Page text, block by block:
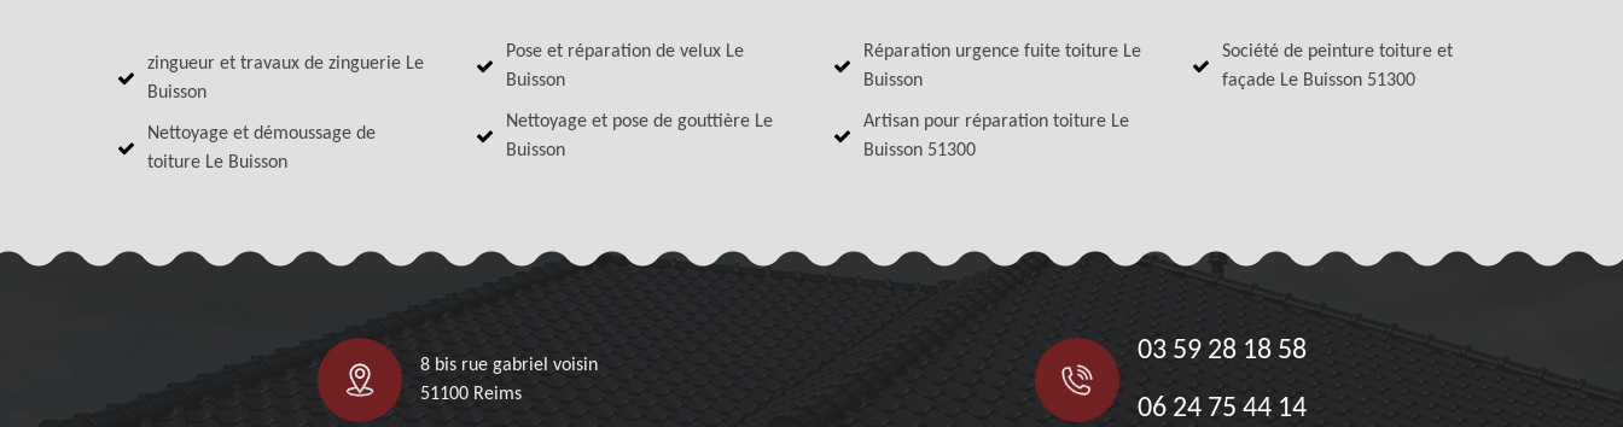
zingueur et travaux de zinguerie Le
Buisson
Nettoyage et démoussage de
toiture Le Buisson
Pose et réparation de velux Le
Buisson
Nettoyage et pose de gouttière Le
Buisson
Réparation urgence fuite toiture Le
Buisson
Artisan pour réparation toiture Le
Buisson 51300
Société de peinture toiture et
façade Le Buisson 51300
8 bis rue gabriel voisin
51100 Reims
03 59 28 18 58
06 24 75 44 14